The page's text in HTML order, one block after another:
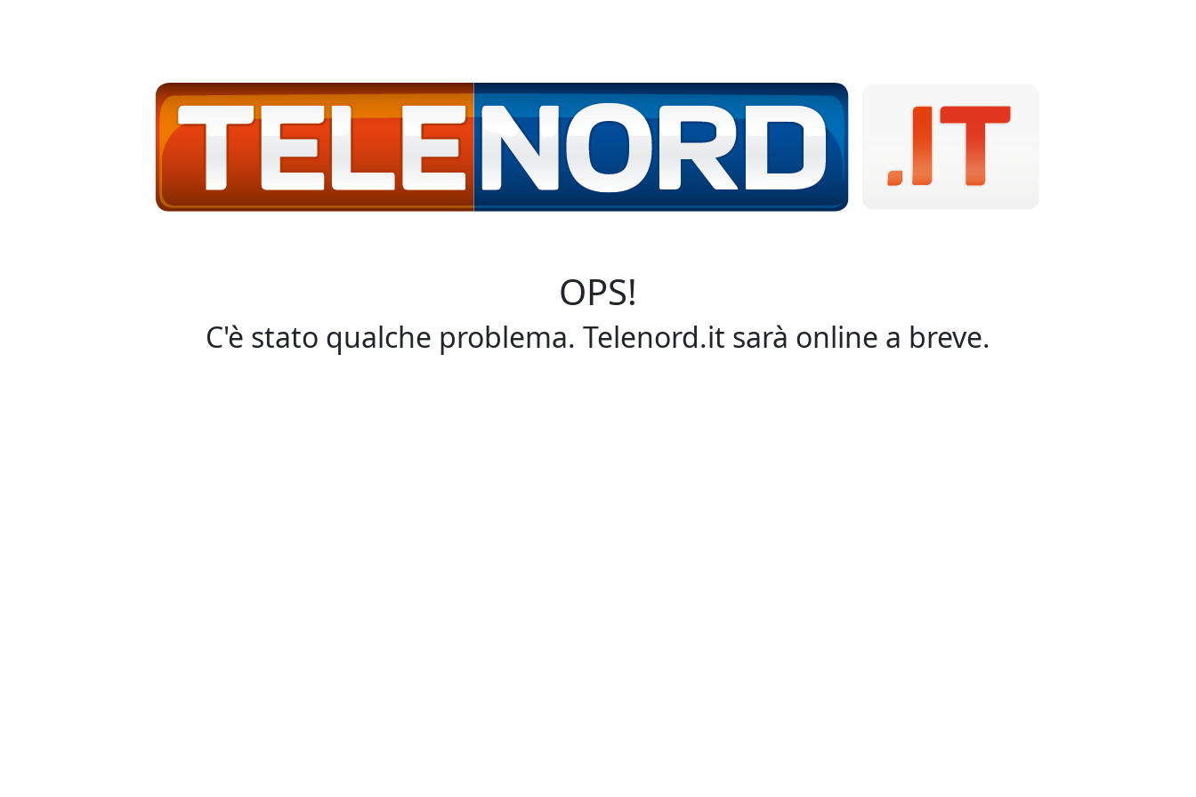
OPS!
C'è stato qualche problema. Telenord.it sarà online a breve.